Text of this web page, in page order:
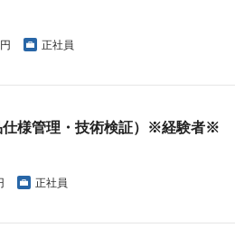
正社員
仕様管理・技術検証）※経験者※
正社員